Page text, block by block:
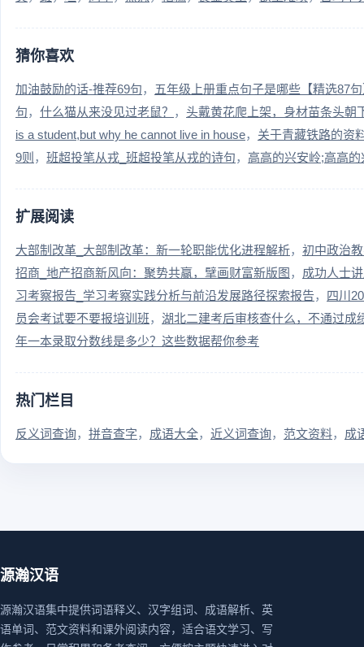
猜你喜欢
加油鼓励的话-推荐69句
五年级上册重点句子是哪些【精选87
句
什么猫从来没见过老鼠？
头戴黄花爬上架，身材苗条头朝
is a student,but why he cannot live in house
关于青藏铁路的资
9则
班超投笔从戎_班超投笔从戎的诗句 高高的兴安岭;高高
扩展阅读
大部制改革_大部制改革：新一轮职能优化进程解析
初中政治
招商_地产招商新风向：聚势共赢，擘画财富新版图
成功人士
习考察报告_学习考察实践分析与前沿发展路径探索报告
四川
员会考试要不要报培训班
湖北二建考后审核查什么，不通过成
年一本录取分数线是多少？这些数据帮你参考
热门栏目
反义词查询 拼音查字 成语大全 近义词查询 范文资料 成
源瀚汉语
源瀚汉语集中提供词语释义、汉字组词、成语解析、英
语单词、范文资料和课外阅读内容，适合语文学习、写